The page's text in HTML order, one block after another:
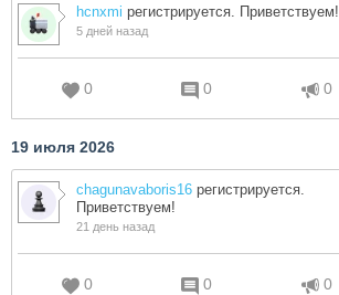
hcnxmi регистрируется. Приветствуем!
5 дней назад
0 0 0
19 июля 2026
chagunavaboris16 регистрируется.
Приветствуем!
21 день назад
0 0 0